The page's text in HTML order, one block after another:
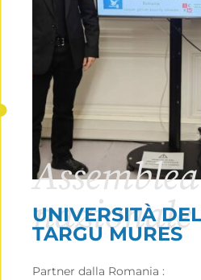
UNIVERSITÀ
TARGU MURES
Assemblea
nazionale
Partner dalla Romania :